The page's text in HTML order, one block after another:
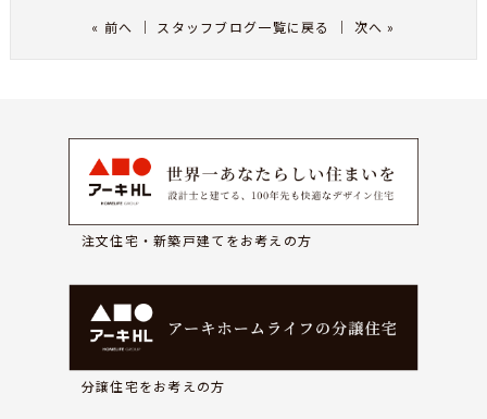
« 前へ ｜ スタッフブログ一覧に戻る ｜ 次へ »
注文住宅・新築戸建てをお考えの方
分譲住宅をお考えの方